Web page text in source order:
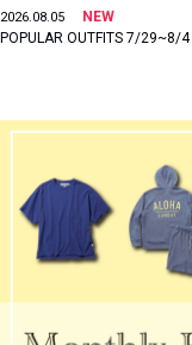
2026.08.05
NEW
POPULAR OUTFITS 7/29~8/4